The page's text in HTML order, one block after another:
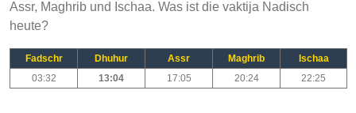
Assr, Maghrib und Ischaa. Was ist die vaktija Nadisch
heute?
Fadschr Dhuhur Assr Maghrib
Ischaa
03:32
13:04 17:05 20:24 22:25